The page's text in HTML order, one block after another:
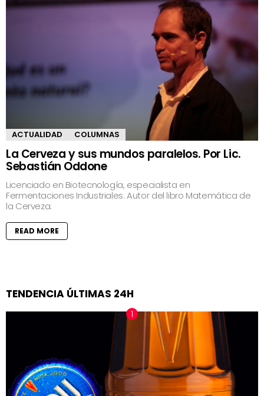
ACTUALIDAD COLUMNAS
La Cerveza y sus mundos paralelos. Por Lic.
Sebastián Oddone
Licenciado en Biotecnología, especialista en
Fermentaciones Industriales. Autor del libro Matemática de
la Cerveza.
READ MORE
TENDENCIA ÚLTIMAS 24H